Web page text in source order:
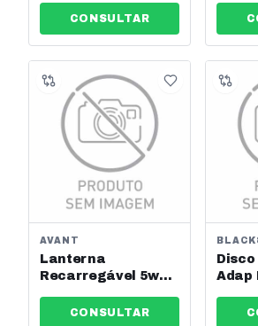
CONSULTAR
AVANT
Lanterna
Recarregável 5w
252051373
CONSULTAR
Adap
U1302